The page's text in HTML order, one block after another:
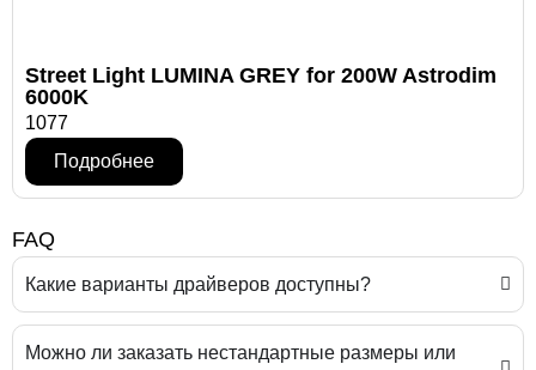
Street Light LUMINA GREY for 200W Astrodim
6000K
1077
Подробнее
FAQ
Какие варианты драйверов доступны?
Можно ли заказать нестандартные размеры или